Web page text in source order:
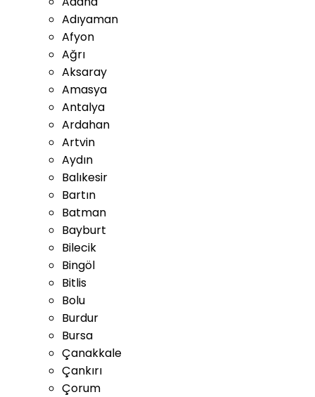
Adıyaman
Afyon
Ağrı
Aksaray
Amasya
Antalya
Ardahan
Artvin
Aydın
Balıkesir
Bartın
Batman
Bayburt
Bilecik
Bingöl
Bitlis
Bolu
Burdur
Bursa
Çanakkale
Çankırı
Çorum